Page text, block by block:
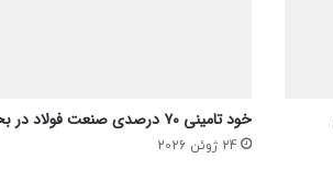
خود تامینی ۷۰ درصدی صنعت فولاد در بحث انرژی
24 ژوئن 2026